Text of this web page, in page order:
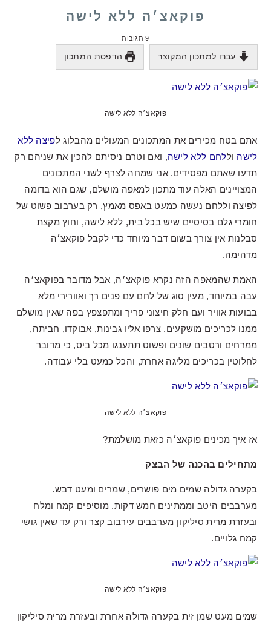
פוקאצ׳ה ללא לישה
9 תגובות
עברו למתכון המקוצר הדפסת המתכון
פוקאצ׳ה ללא לישה
אתם בטח מכירים את המתכונים המעולים מהבלוג לפיצה ללא
לישה וללחם ללא לישה, ואם וטרם ניסיתם להכין את שניהם רק
תדעו שאתם מפסידים. אני שמחה לצרף לשני המתכונים
המצויינים האלה עוד מתכון למאפה מושלם, שגם הוא בדומה
לפיצה וללחם נעשה כמעט באפס מאמץ, רק בערבוב פשוט של
חומרי גלם בסיסיים שיש בכל בית, ללא לישה, וחוץ מקצת
סבלנות אין צורך בשום דבר מיוחד כדי לקבל פוקאצ׳ה
מדהימה.
האמת שהמאפה הזה נקרא פוקאצ׳ה, אבל מדובר בפוקאצ׳ה
עבה במיוחד, מעין סוג של לחם עם פנים רך ואוורירי מלא
בבועות אוויר ועם חלק חיצוני פריך ומתפצפץ בפה שאין מושלם
ממנו לכריכים מושקעים. צרפו אליו גבינות, אבוקדו, חביתה,
ממרחים ורטבים שונים ופשוט תתענגו מכל ביס, כי מדובר
לחלוטין בכריכים מליגה אחרת, והכל כמעט בלי עבודה.
פוקאצ׳ה ללא לישה
אז איך מכינים פוקאצ׳ה כזאת מושלמת?
מתחילים בהכנה של הבצק –
בקערה גדולה שמים מים פושרים, שמרים ומעט דבש.
מערבבים היטב וממתינים חמש דקות. מוסיפים קמח ומלח
ובעזרת מרית סיליקון מערבבים עירבוב קצר ורק עד שאין גושי
קמח גלויים.
פוקאצ׳ה ללא לישה
שמים מעט שמן זית בקערה גדולה אחרת ובעזרת מרית סיליקון